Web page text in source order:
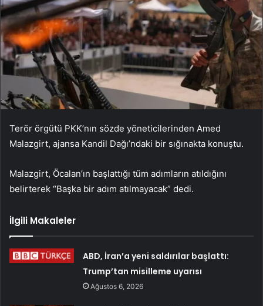
Terör örgütü PKK’nın sözde yöneticilerinden Amed
Malazgirt, ajansa Kandil Dağı’ndaki bir sığınakta konuştu.
Malazgirt, Öcalan’ın başlattığı tüm adımların atıldığını
belirterek “Başka bir adım atılmayacak” dedi.
İlgili Makaleler
ABD, İran’a yeni saldırılar başlattı:
Trump’tan misilleme uyarısı
Ağustos 6, 2026